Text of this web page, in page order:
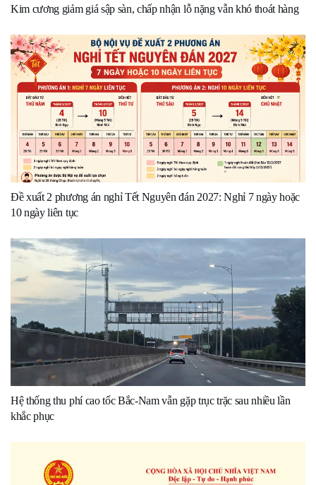
Kim cương giảm giá sập sàn, chấp nhận lỗ nặng vẫn khó thoát hàng
Đề xuất 2 phương án nghỉ Tết Nguyên đán 2027: Nghỉ 7 ngày hoặc
10 ngày liên tục
Hệ thống thu phí cao tốc Bắc-Nam vẫn gặp trục trặc sau nhiều lần
khắc phục